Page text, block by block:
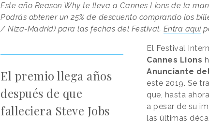
Este año Reason Why te lleva a Cannes Lions de la
Podrás obtener un 25% de descuento comprando los
/ Niza-Madrid) para las fechas del Festival. Entra aquí
El premio llega años
después de que
falleciera Steve Jobs
El Festival
Cannes Lions
Anunciante
este 2019. Se
que, hasta
a pesar de su
las últimas